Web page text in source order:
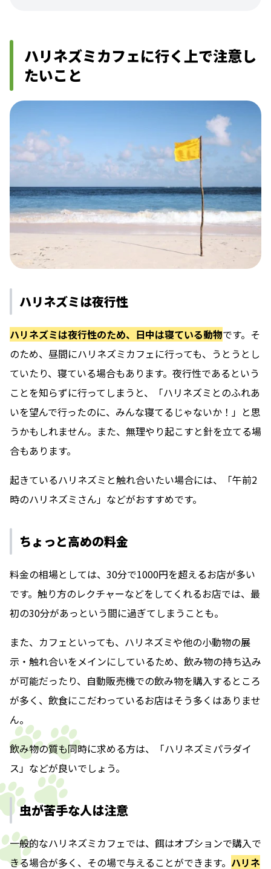
ハリネズミカフェに行く上で注意し
たいこと
ハリネズミは夜行性
ハリネズミは夜行性のため、日中は寝ている動物です。そ
のため、昼間にハリネズミカフェに行っても、うとうとし
ていたり、寝ている場合もあります。夜行性であるという
ことを知らずに行ってしまうと、「ハリネズミとのふれあ
いを望んで行ったのに、みんな寝てるじゃないか！」と思
うかもしれません。また、無理やり起こすと針を立てる場
合もあります。
起きているハリネズミと触れ合いたい場合には、「午前2
時のハリネズミさん」などがおすすめです。
ちょっと高めの料金
料金の相場としては、30分で1000円を超えるお店が多い
です。触り方のレクチャーなどをしてくれるお店では、最
初の30分があっという間に過ぎてしまうことも。
また、カフェといっても、ハリネズミや他の小動物の展
示・触れ合いをメインにしているため、飲み物の持ち込み
が可能だったり、自動販売機での飲み物を購入するところ
が多く、飲食にこだわっているお店はそう多くはありませ
ん。
飲み物の質も同時に求める方は、「ハリネズミパラダイ
ス」などが良いでしょう。
虫が苦手な人は注意
一般的なハリネズミカフェでは、餌はオプションで購入で
きる場合が多く、その場で与えることができます。 ハリネ